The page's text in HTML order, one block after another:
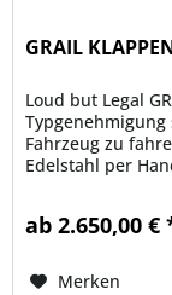
GRAIL
Loud but Legal
Fahrzeug zu
Edelstahl per
ab 2.650,00 €
Merken